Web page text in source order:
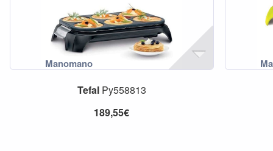
TefalPy558813
189,55€